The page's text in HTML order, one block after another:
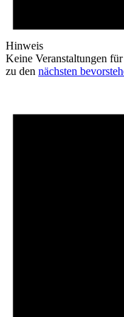
Hinweis
Keine Veranstaltungen
zu den nächsten